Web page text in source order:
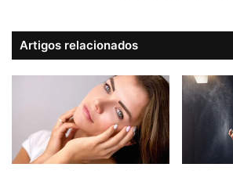
Artigos relacionados